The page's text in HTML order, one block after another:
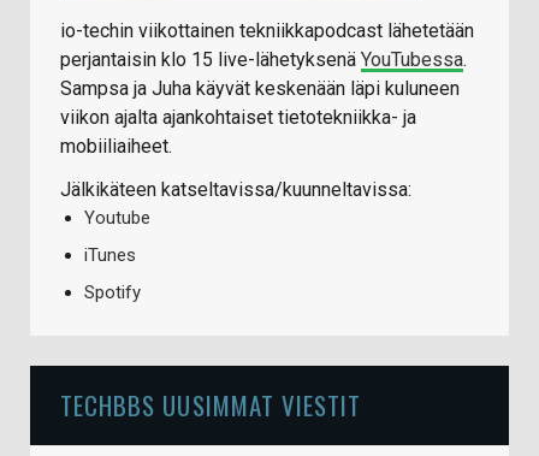
io-techin viikottainen tekniikkapodcast lähetetään
perjantaisin klo 15 live-lähetyksenä YouTubessa.
Sampsa ja Juha käyvät keskenään läpi kuluneen
viikon ajalta ajankohtaiset tietotekniikka- ja
mobiiliaiheet.
Jälkikäteen katseltavissa/kuunneltavissa:
Youtube
iTunes
Spotify
TECHBBS UUSIMMAT VIESTIT